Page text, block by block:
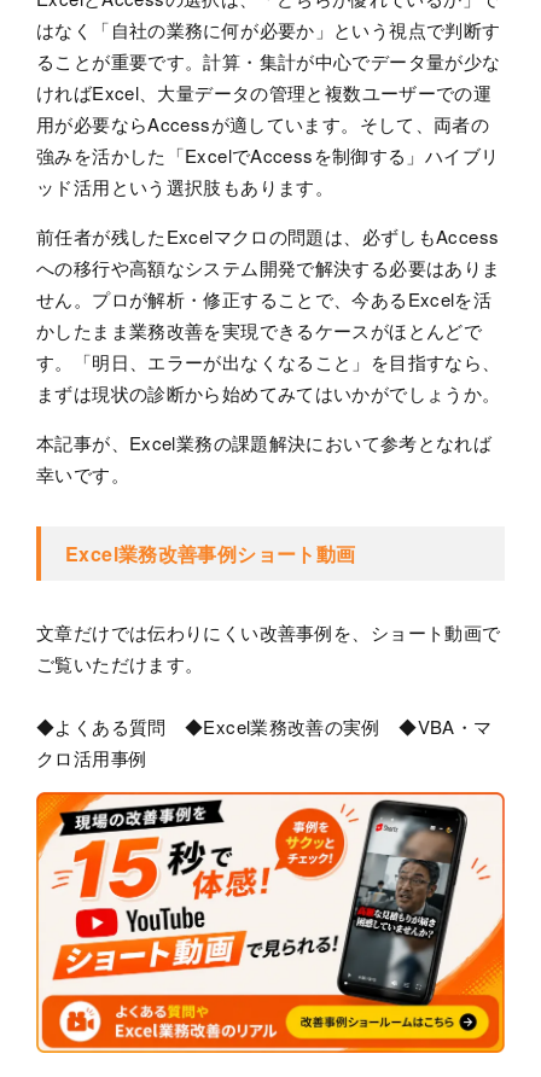
はなく「自社の業務に何が必要か」という視点で判断す
ることが重要です。計算・集計が中心でデータ量が少な
ければExcel、大量データの管理と複数ユーザーでの運
用が必要ならAccessが適しています。そして、両者の
強みを活かした「ExcelでAccessを制御する」ハイブリ
ッド活用という選択肢もあります。
前任者が残したExcelマクロの問題は、必ずしもAccess
への移行や高額なシステム開発で解決する必要はありま
せん。プロが解析・修正することで、今あるExcelを活
かしたまま業務改善を実現できるケースがほとんどで
す。「明日、エラーが出なくなること」を目指すなら、
まずは現状の診断から始めてみてはいかがでしょうか。
本記事が、Excel業務の課題解決において参考となれば
幸いです。
Excel業務改善事例ショート動画
文章だけでは伝わりにくい改善事例を、ショート動画で
ご覧いただけます。
◆よくある質問 ◆Excel業務改善の実例 ◆VBA・マ
クロ活用事例